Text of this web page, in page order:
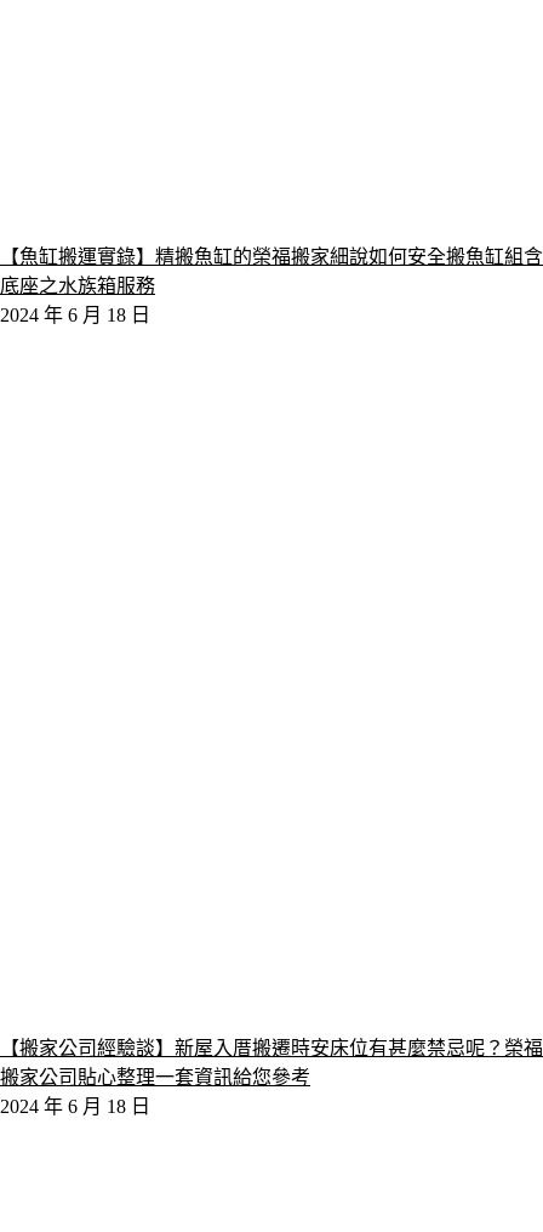
【魚缸搬運實錄】精搬魚缸的榮福搬家細說如何安全搬魚缸組含
底座之水族箱服務
2024 年 6 月 18 日
【搬家公司經驗談】新屋入厝搬遷時安床位有甚麼禁忌呢？榮福
搬家公司貼心整理一套資訊給您參考
2024 年 6 月 18 日